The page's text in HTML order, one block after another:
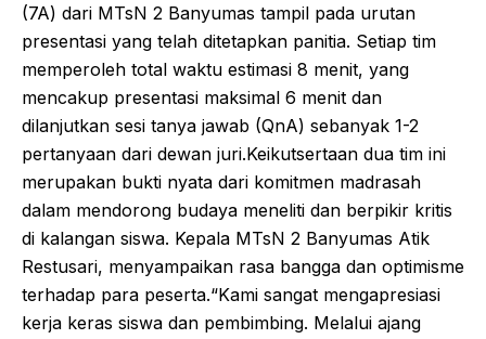
(7A) dari MTsN 2 Banyumas tampil pada urutan
presentasi yang telah ditetapkan panitia. Setiap tim
memperoleh total waktu estimasi 8 menit, yang
mencakup presentasi maksimal 6 menit dan
dilanjutkan sesi tanya jawab (QnA) sebanyak 1-2
pertanyaan dari dewan juri.​Keikutsertaan dua tim ini
merupakan bukti nyata dari komitmen madrasah
dalam mendorong budaya meneliti dan berpikir kritis
di kalangan siswa. Kepala MTsN 2 Banyumas Atik
Restusari, menyampaikan rasa bangga dan optimisme
terhadap para peserta.​“Kami sangat mengapresiasi
kerja keras siswa dan pembimbing. Melalui ajang